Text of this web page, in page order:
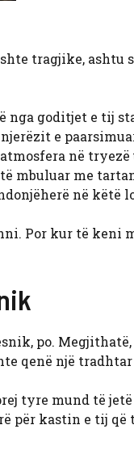
tragjike,
nga goditjet e tij
e
në tryezë
mbuluar me
në këtë
Por kur të keni
po.
qenë një tradhtar
tyre mund të
për kastin e tij që